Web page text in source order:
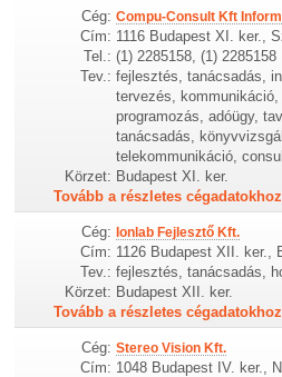
Cég: Compu-Consult Kft
Cím: 1116 Budapest XI. ker.,
Tel.: (1) 2285158, (1) 2285158
Tev.: fejlesztés, tanácsadás,
tervezés, kommunikáció,
programozás, adóügy,
tanácsadás,
telekommunikáció,
Körzet: Budapest XI. ker.
Tovább a részletes
Cég: Ionlab Fejlesztő Kft.
Cím: 1126 Budapest XII. ker.,
Tev.: fejlesztés, tanácsadás,
Körzet: Budapest XII. ker.
Tovább a részletes
Cég: Stereo Vision Kft.
Cím: 1048 Budapest IV. ker.,